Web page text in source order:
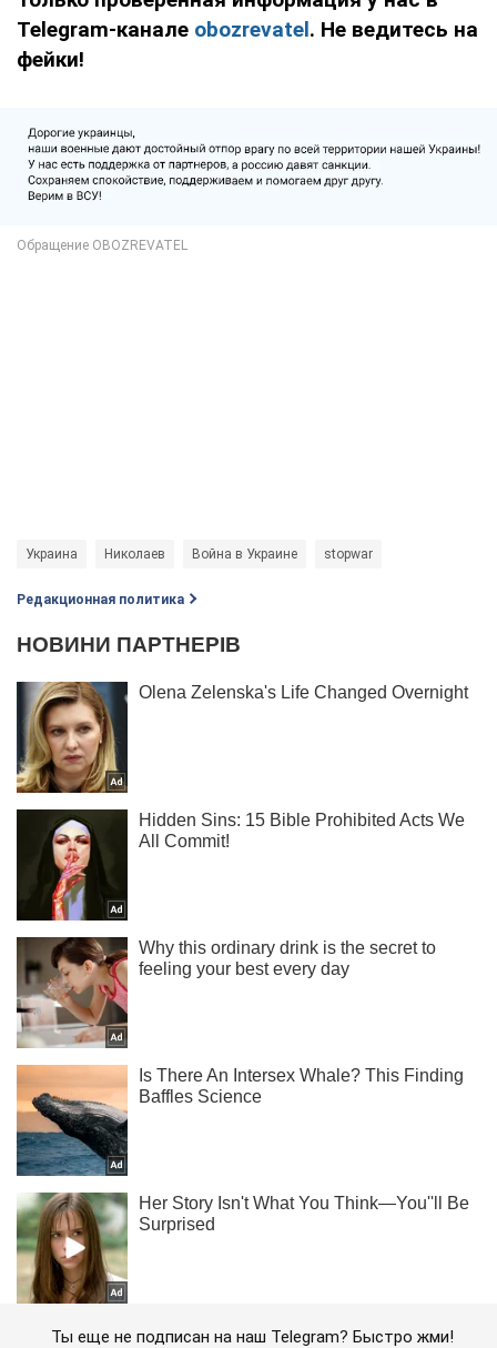
Telegram-канале obozrevatel. Не ведитесь на
фейки!
Украина Николаев Война в Украине stopwar
Редакционная политика
Ты еще не подписан на наш Telegram? Быстро жми!